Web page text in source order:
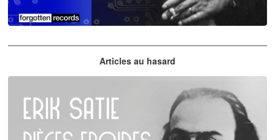
Articles au hasard